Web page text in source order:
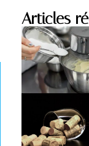
Articles